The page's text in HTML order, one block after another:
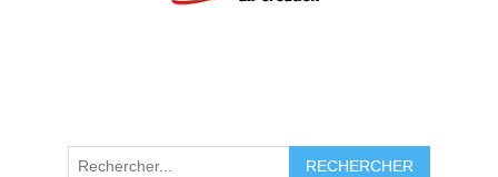
RECHERCHER